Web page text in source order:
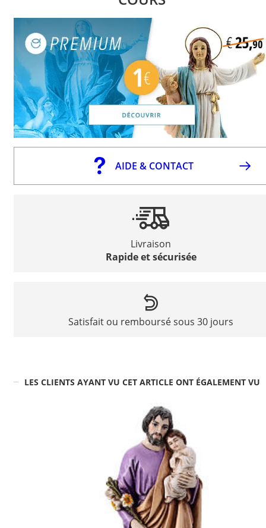
AIDE & CONTACT
Livraison
Rapide et sécurisée
Satisfait ou remboursé sous 30 jours
LES CLIENTS AYANT VU CET ARTICLE ONT ÉGALEMENT VU